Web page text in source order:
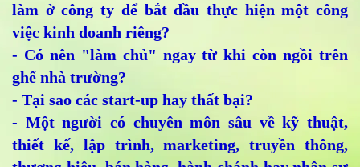
làm ở công ty để bắt đầu thực hiện một công
việc kinh doanh riêng?
- Có nên "làm chủ" ngay từ khi còn ngồi trên
ghế nhà trường?
- Tại sao các start-up hay thất bại?
- Một người có chuyên môn sâu về kỹ thuật,
thiết kế, lập trình, marketing, truyền thông,